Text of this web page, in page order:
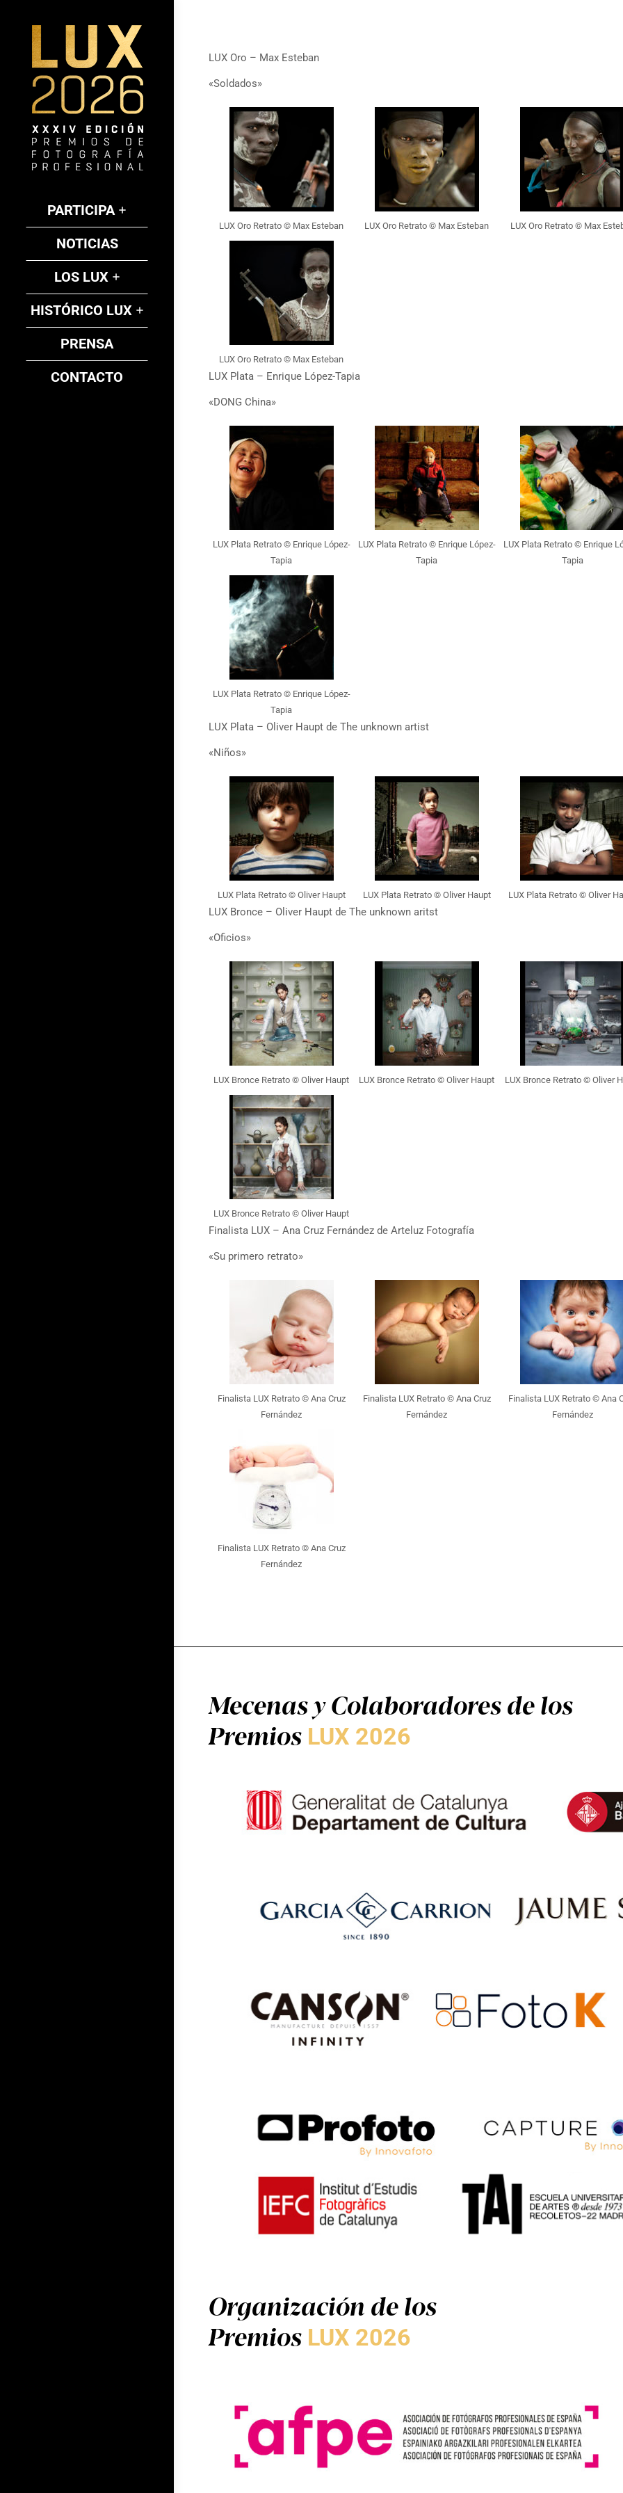
PARTICIPA
NOTICIAS
LOS LUX
HISTÓRICO LUX
PRENSA
CONTACTO
LUX Oro – Max Esteban
«Soldados»
LUX Oro Retrato © Max Esteban LUX Oro Retrato © Max Esteban LUX Oro Retrato © Max
LUX Oro Retrato © Max Esteban
LUX Plata – Enrique López-Tapia
«DONG China»
LUX Plata Retrato © Enrique López-
Tapia
LUX Plata Retrato © Enrique López-
Tapia
LUX Plata Retrato © Enrique
Tapia
LUX Plata Retrato © Enrique López-
Tapia
LUX Plata – Oliver Haupt de The unknown artist
«Niños»
LUX Plata Retrato © Oliver Haupt LUX Plata Retrato © Oliver Haupt LUX Plata Retrato © Oliver
LUX Bronce – Oliver Haupt de The unknown aritst
«Oficios»
LUX Bronce Retrato © Oliver Haupt LUX Bronce Retrato © Oliver Haupt LUX Bronce Retrato © Oliver
LUX Bronce Retrato © Oliver Haupt
Finalista LUX – Ana Cruz Fernández de Arteluz Fotografía
«Su primero retrato»
Finalista LUX Retrato © Ana Cruz
Fernández
Finalista LUX Retrato © Ana Cruz
Fernández
Finalista LUX Retrato © Ana
Fernández
Finalista LUX Retrato © Ana Cruz
Fernández
Mecenas y Colaboradores de los
Premios LUX 2026
Organización de los
Premios LUX 2026